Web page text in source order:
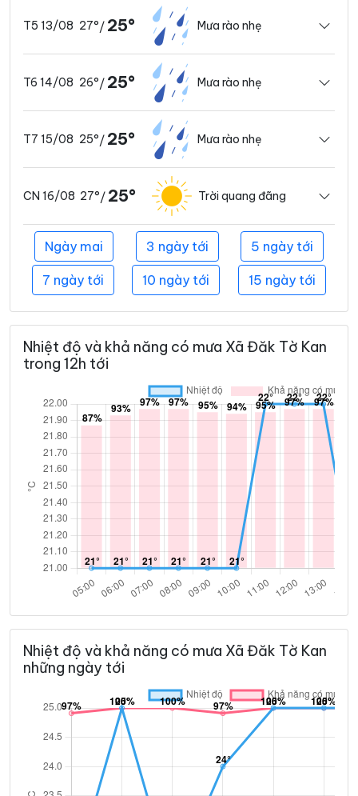
T5 13/08 27°/ 25° Mưa rào nhẹ
T6 14/08 26°/ 25° Mưa rào nhẹ
T7 15/08 25°/ 25° Mưa rào nhẹ
CN 16/08 27°/ 25° Trời quang đãng
Ngày mai 3 ngày tới 5 ngày tới
7 ngày tới 10 ngày tới 15 ngày tới
Nhiệt độ và khả năng có mưa Xã Đăk Tờ Kan
trong 12h tới
Nhiệt độ và khả năng có mưa Xã Đăk Tờ Kan
những ngày tới